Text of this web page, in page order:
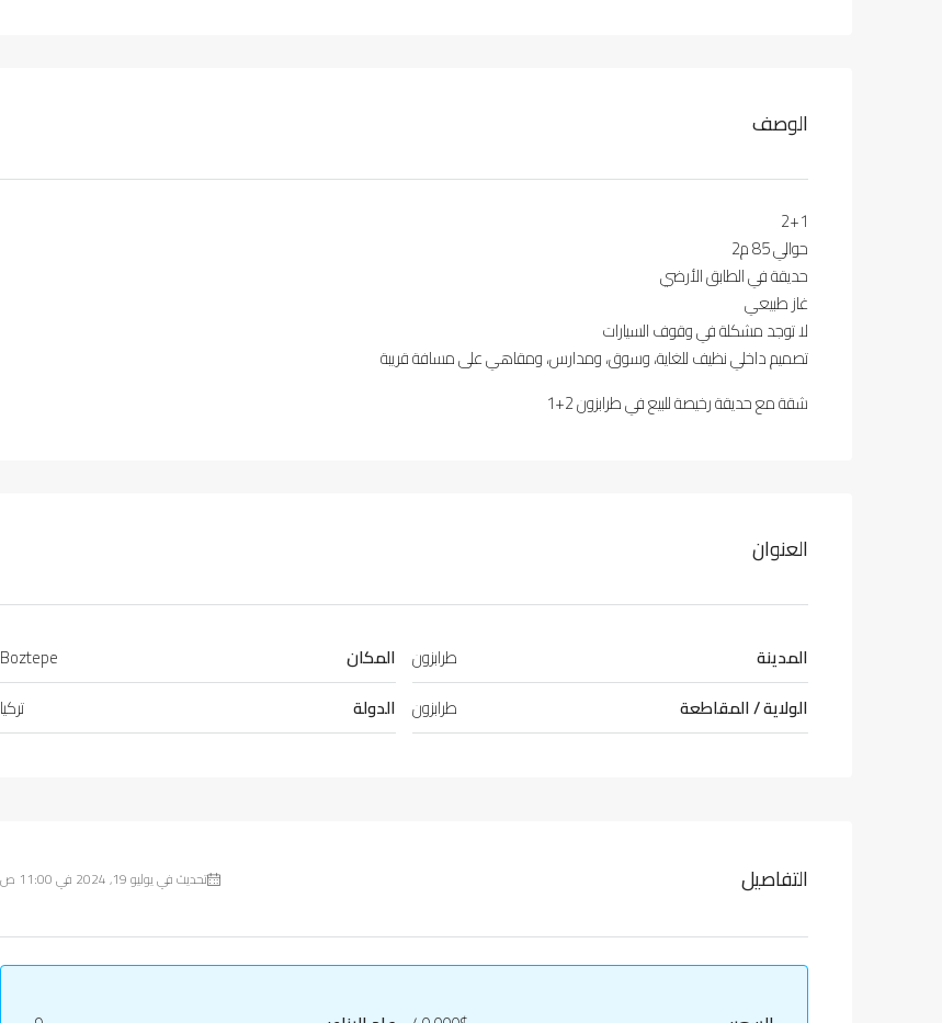
الوصف
2+1
حوالي 85 م2
حديقة في الطابق الأرضي
غاز طبيعي
لا توجد مشكلة في وقوف السيارات
تصميم داخلي نظيف للغاية، وسوق، ومدارس، ومقاهي على مسافة قريبة
شقة مع حديقة رخيصة للبيع في طرابزون 2+1
العنوان
المدينة
طرابزون
الولاية / المقاطعة
طرابزون
المكان
Boztepe
الدولة
تركيا
التفاصيل تحديث في يوليو 19, 2024 في 11:00 ص